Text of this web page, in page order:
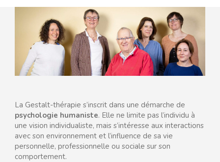
La Gestalt-thérapie s’inscrit dans une démarche de
psychologie humaniste. Elle ne limite pas l’individu à
une vision individualiste, mais s’intéresse aux interactions
avec son environnement et l’influence de sa vie
personnelle, professionnelle ou sociale sur son
comportement.